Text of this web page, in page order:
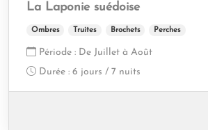
La Laponie suédoise
Ombres Truites Brochets Perches
Période : De Juillet à Août
Durée : 6 jours / 7 nuits